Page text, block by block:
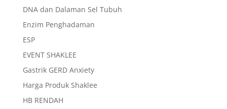
DNA dan Dalaman Sel Tubuh
Enzim Penghadaman
ESP
EVENT SHAKLEE
Gastrik GERD Anxiety
Harga Produk Shaklee
HB RENDAH